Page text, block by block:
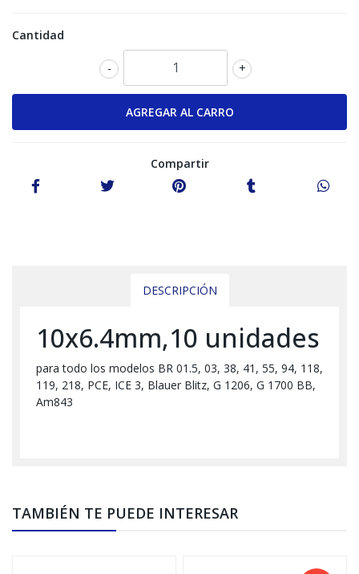
Cantidad
+
-
Compartir
DESCRIPCIÓN
10x6.4mm,10 unidades
para todo los modelos BR 01.5, 03, 38, 41, 55, 94, 118,
119, 218, PCE, ICE 3, Blauer Blitz, G 1206, G 1700 BB,
Am843
TAMBIÉN TE PUEDE INTERESAR